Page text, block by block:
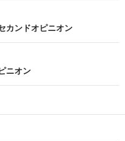
カンドオピニオン
ニオン